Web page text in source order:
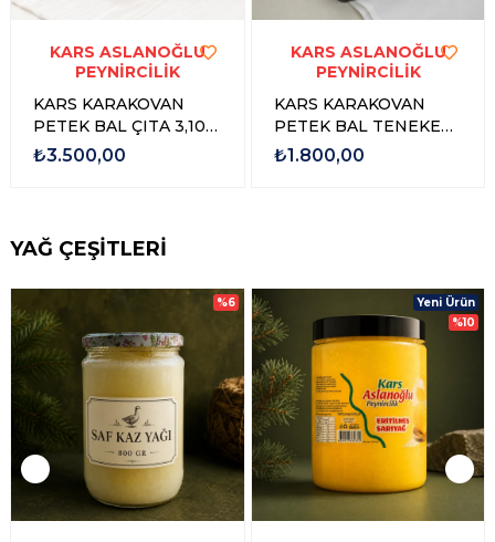
KARS ASLANOĞLU
PEYNİRCİLİK
KARS KARAKOVAN
PETEK BAL ÇITA 3,100
gr - 3,500 gr
₺3.500,00
KARS ASLANOĞLU
PEYNİRCİLİK
KARS KARAKOVAN
PETEK BAL TENEKE
1,500 GR - 1,750 GR
₺1.800,00
YAĞ ÇEŞİTLERİ
%6
Yeni Ürün
%10